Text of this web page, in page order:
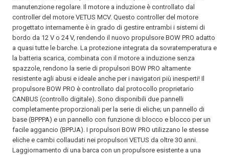
manutenzione regolare. Il motore a induzione è controllato dal
controller del motore VETUS MCV. Questo controller del motore
progettato internamente è in grado di gestire entrambi i sistemi di
bordo da 12 V o 24 V, rendendo il nuovo propulsore BOW PRO adatto
a quasi tutte le barche. La protezione integrata da sovratemperatura e
la batteria scarica, combinata con il motore a induzione senza
spazzole, rendono la serie di propulsori BOW PRO altamente
resistente agli abusi e ideale anche per i navigatori più inesperti! Il
propulsore BOW PRO è controllato dal protocollo proprietario
CANBUS (controllo digitale). Sono disponibili due pannelli
completamente proporzionali per la serie di eliche; un pannello di
base (BPPPA) e un pannello con funzione di blocco e blocco per un
facile aggancio (BPPJA). I propulsori BOW PRO utilizzano le stesse
eliche e cambi collaudati nei propulsori VETUS da oltre 30 anni.
Laggiornamento di una barca con un propulsore esistente a una